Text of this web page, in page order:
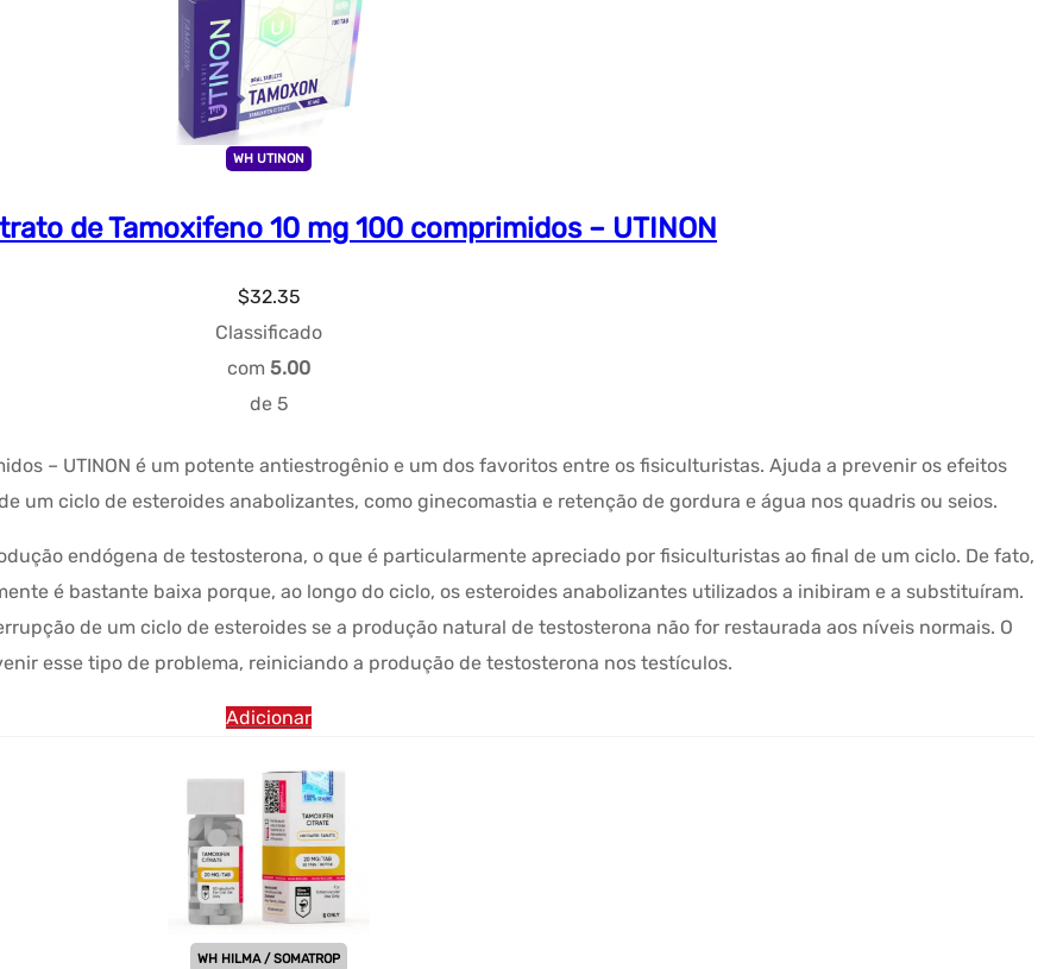
WH UTINON
de Tamoxifeno 10 mg 100 comprimidos – UTINON
$32.35
Classificado
com 5.00
de 5
– UTINON é um potente antiestrogênio e um dos favoritos entre os fisiculturistas. Ajuda a prevenir os efeitos
um ciclo de esteroides anabolizantes, como ginecomastia e retenção de gordura e água nos quadris ou seios.
endógena de testosterona, o que é particularmente apreciado por fisiculturistas ao final de um ciclo. De fato,
é bastante baixa porque, ao longo do ciclo, os esteroides anabolizantes utilizados a inibiram e a substituíram.
de um ciclo de esteroides se a produção natural de testosterona não for restaurada aos níveis normais. O
esse tipo de problema, reiniciando a produção de testosterona nos testículos.
Adicionar
WH HILMA / SOMATROP